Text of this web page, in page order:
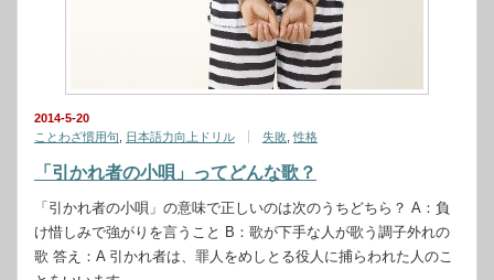
2014-5-20
ことわざ慣用句
日本語力向上ドリル 失敗 ,性格
「引かれ者の小唄」ってどんな歌？
「引かれ者の小唄」の意味で正しいのは次のうちどちら？ A：負
け惜しみで強がりを言うこと B：歌が下手な人が歌う調子外れの
歌 答え：A 引かれ者は、罪人をめしとる役人に捕らわれた人のこ